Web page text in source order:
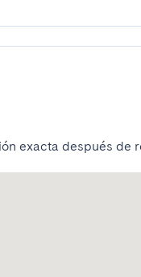
exacta después de